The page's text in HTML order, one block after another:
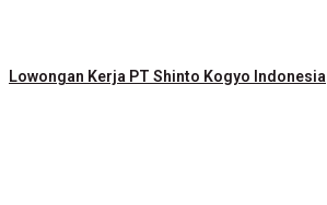
Lowongan Kerja PT Shinto Kogyo Indonesia